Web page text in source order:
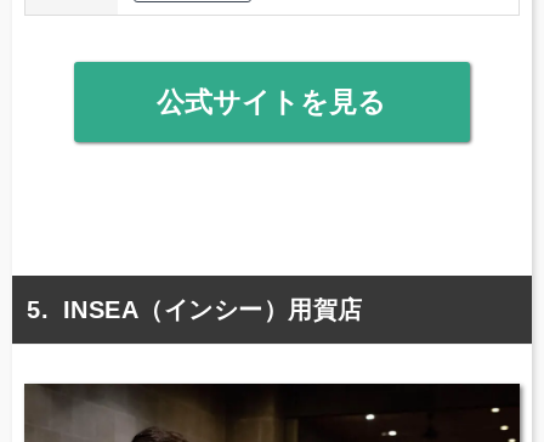
公式サイトを見る
INSEA（インシー）用賀店